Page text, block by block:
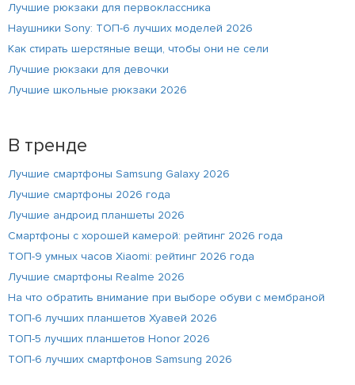
Лучшие рюкзаки для первоклассника
Наушники Sony: ТОП-6 лучших моделей 2026
Как стирать шерстяные вещи, чтобы они не сели
Лучшие рюкзаки для девочки
Лучшие школьные рюкзаки 2026
В тренде
Лучшие смартфоны Samsung Galaxy 2026
Лучшие смартфоны 2026 года
Лучшие андроид планшеты 2026
Смартфоны с хорошей камерой: рейтинг 2026 года
ТОП-9 умных часов Xiaomi: рейтинг 2026 года
Лучшие смартфоны Realme 2026
На что обратить внимание при выборе обуви с мембраной
ТОП-6 лучших планшетов Хуавей 2026
ТОП-5 лучших планшетов Honor 2026
ТОП-6 лучших смартфонов Samsung 2026